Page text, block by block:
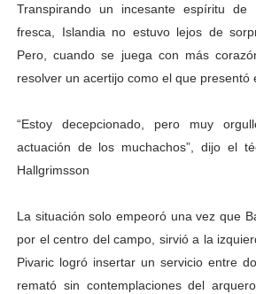
Transpirando un incesante espíritu
fresca, Islandia no estuvo lejos de
Pero, cuando se juega con más
resolver un acertijo como el que presentó
“Estoy decepcionado, pero muy
actuación de los muchachos”, dijo el
Hallgrimsson
La situación solo empeoró una vez que
por el centro del campo, sirvió a la
Pivaric logró insertar un servicio entre
remató sin contemplaciones del